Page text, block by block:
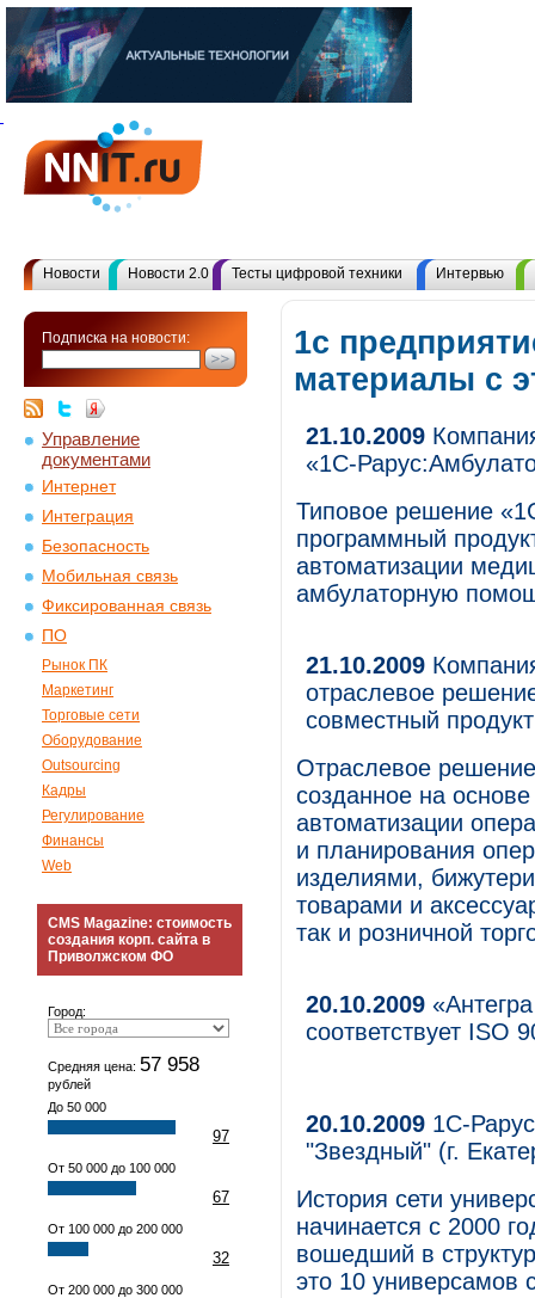
Новости Новости 2.0 Тесты цифровой техники Интервью
Подписка на новости:
Управление
документами
Интернет
Интеграция
Безопасность
Мобильная связь
Фиксированная связь
ПО
Рынок ПК
Маркетинг
Торговые сети
Оборудование
Outsourcing
Кадры
Регулирование
Финансы
Web
CMS Magazine: стоимость
создания корп. сайта в
Приволжском ФО
Город:
Средняя цена: 57 958
рублей
До 50 000
97
От 50 000 до 100 000
67
От 100 000 до 200 000
32
От 200 000 до 300 000
1с
материалы с
21.10.2009
«1С-
Типовое решение
программный
автоматизации
амбулаторную
21.10.2009
отраслевое
совместный
Отраслевое
созданное на
автоматизации
и планирования
изделиями,
товарами и
так и розничной
20.10.2009
соответствует ISO
20.10.2009 1С-
"Звездный" (г.
История сети
начинается с 2000
вошедший в
это 10 универсамов